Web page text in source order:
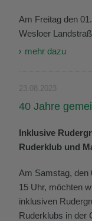
Am Freitag den
Wesloer
mehr dazu
23.08.2023
40 Jahre
Inklusive
Ruderklub und
Am Samstag, den
15 Uhr, möchten
inklusiven
Ruderklubs in der